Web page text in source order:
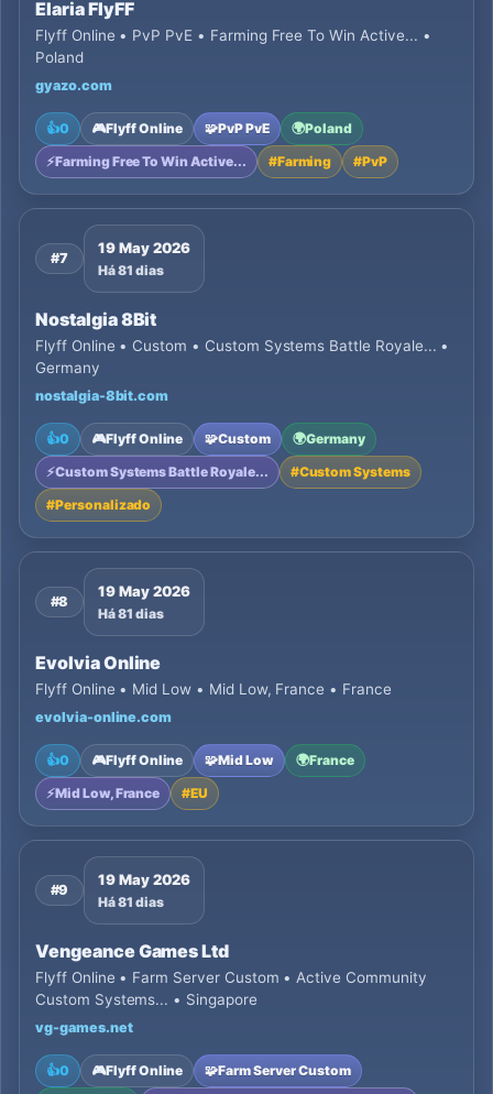
Elaria FlyFF
Flyff Online • PvP PvE • Farming Free To Win Active... •
Poland
gyazo.com
👍0 🎮Flyff Online 🧩PvP PvE 🌍Poland
⚡Farming Free To Win Active... #Farming #PvP
#7
19 May 2026
Há 81 dias
Nostalgia 8Bit
Flyff Online • Custom • Custom Systems Battle Royale... •
Germany
nostalgia-8bit.com
👍0 🎮Flyff Online 🧩Custom 🌍Germany
⚡Custom Systems Battle Royale... #Custom Systems
#Personalizado
#8
19 May 2026
Há 81 dias
Evolvia Online
Flyff Online • Mid Low • Mid Low, France • France
evolvia-online.com
👍0 🎮Flyff Online 🧩Mid Low 🌍France
⚡Mid Low, France #EU
#9
19 May 2026
Há 81 dias
Vengeance Games Ltd
Flyff Online • Farm Server Custom • Active Community
Custom Systems... • Singapore
vg-games.net
👍0 🎮Flyff Online 🧩Farm Server Custom